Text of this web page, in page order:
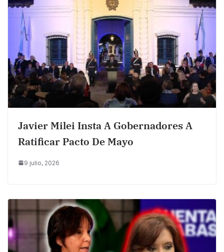
Javier Milei Insta A Gobernadores A
Ratificar Pacto De Mayo
9 julio, 2026